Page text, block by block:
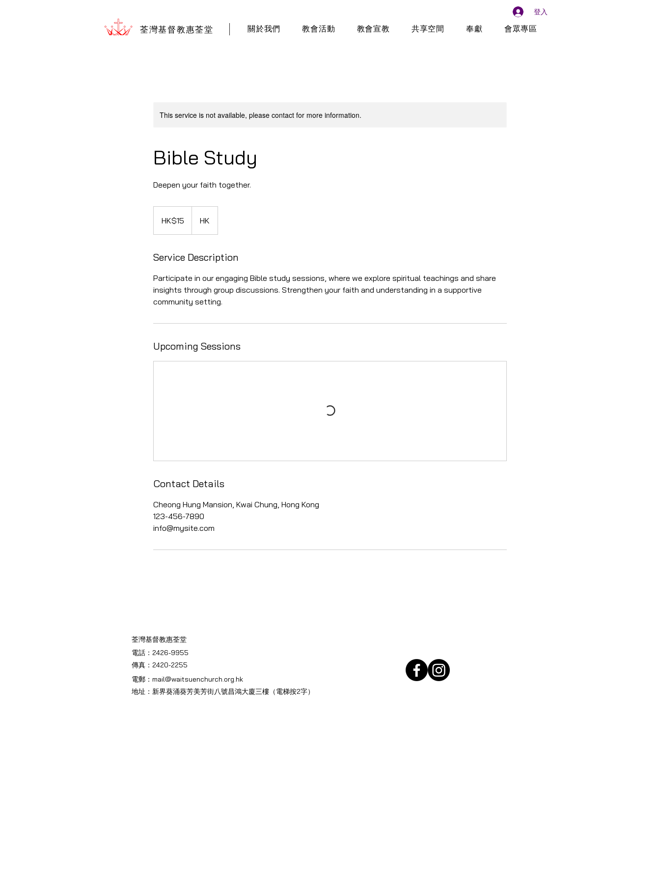
荃灣基督教惠荃堂
登入
關於我們 教會活動 教會宣教 共享空間 奉獻 會眾專區
This service is not available, please contact for more information.
Bible Study
Deepen your faith together.
ル
HK$15 HK
Service Description
Participate in our engaging Bible study sessions, where we explore spiritual teachings and share
insights through group discussions. Strengthen your faith and understanding in a supportive
community setting.
Upcoming Sessions
Contact Details
Cheong Hung Mansion, Kwai Chung, Hong Kong
123-456-7890
info@mysite.com
荃灣基督教惠荃堂
電話：2426-9955
傳真：2420-2255
電郵： mail@waitsuenchurch.org.hk
地址：新界葵涌葵芳美芳街八號昌鴻大廈三樓（電梯按2字）